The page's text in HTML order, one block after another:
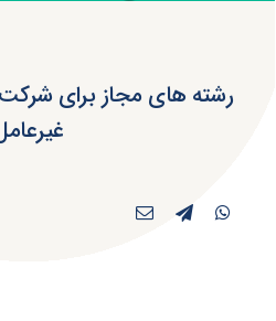
رشته های مجاز برای شرکت